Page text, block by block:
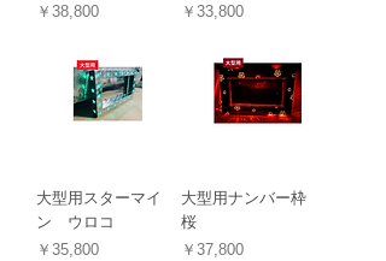
価格
￥38,800
価格
￥33,800
大型用スターマイ
ン ウロコ
価格
￥35,800
大型用ナンバー枠
桜
価格
￥37,800